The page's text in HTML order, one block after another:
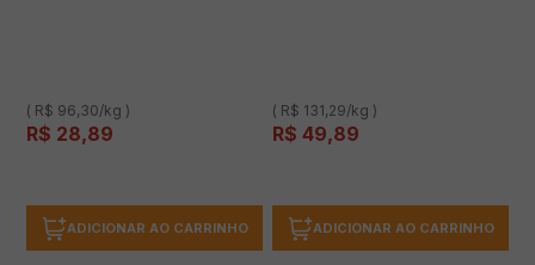
( R$ 96,30/kg )
R$ 28,89
ADICIONAR AO CARRINHO
( R$ 131,29/kg )
R$ 49,89
ADICIONAR AO CARRINHO